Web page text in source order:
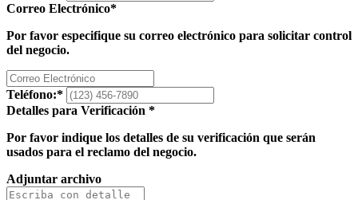
Correo Electrónico*
Por favor especifique su correo electrónico para solicitar control
del negocio.
Teléfono:*
Detalles para Verificación *
Por favor indique los detalles de su verificación que serán
usados para el reclamo del negocio.
Adjuntar archivo